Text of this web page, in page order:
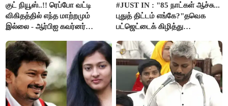
குட் நியூஸ்..!! ரெப்போ வட்டி
விகிதத்தில் எந்த மாற்றமும்
இல்லை - ஆர்பிஐ கவர்னர்
#JUST IN : "85 நாட்கள் ஆச்சு...
புதுத் திட்டம் எங்கே?"தவெக
பட்ஜெட்டைக் கிழித்து